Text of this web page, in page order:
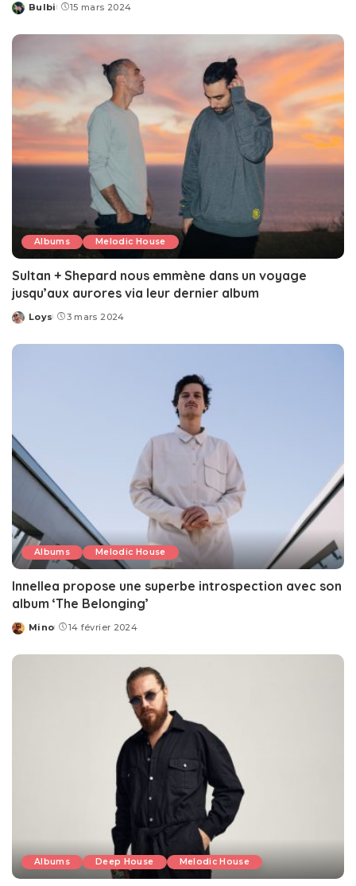
Posted
Bulbi 15 mars 2024
Albums Melodic House
Sultan + Shepard nous emmène dans un voyage
jusqu’aux aurores via leur dernier album
Posted
Loys 3 mars 2024
Albums Melodic House
Innellea propose une superbe introspection avec son
album ‘The Belonging’
Posted
Mino 14 février 2024
Albums Deep House Melodic House